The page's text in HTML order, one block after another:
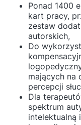
Ponad 1400
kart pracy,
zestaw
autorskich,
Do
mających na
percepcji
Dla
spektrum
intelektualną